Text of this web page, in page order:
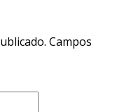
Campos